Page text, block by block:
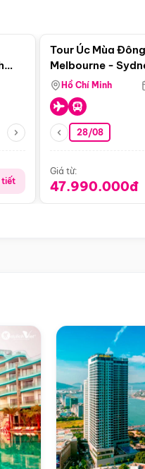
tiết
Tour Úc Mùa Đông
Melbourne -
Airways)
Hồ Chí Minh
28/08
Giá từ:
47.990.000đ